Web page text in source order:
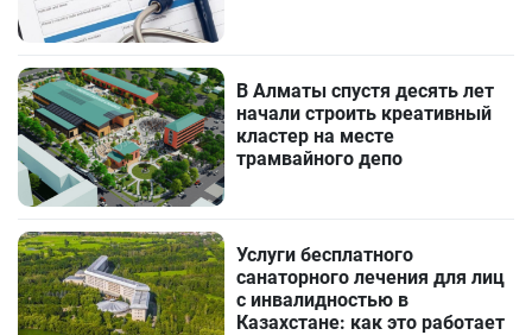
В Алматы спустя десять лет
начали строить креативный
кластер на месте
трамвайного депо
Услуги бесплатного
санаторного лечения для лиц
с инвалидностью в
Казахстане: как это работает